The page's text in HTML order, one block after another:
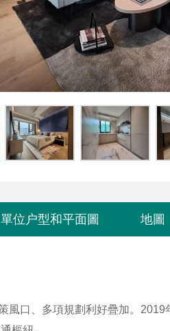
單位户型和平面圖 地圖
風口、多項規劃利好疊加。